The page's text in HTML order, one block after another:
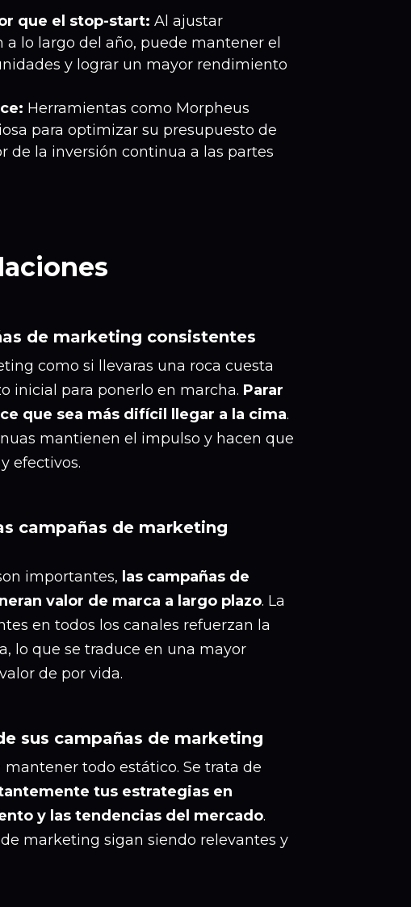
que el stop-start: Al ajustar
lo largo del año, puede mantener el
y lograr un mayor rendimiento
Herramientas como Morpheus
para optimizar su presupuesto de
de la inversión continua a las partes
de marketing consistentes
como si llevaras una roca cuesta
inicial para ponerlo en marcha. Parar
que sea más difícil llegar a la cima.
mantienen el impulso y hacen que
efectivos.
campañas de marketing
importantes, las campañas de
valor de marca a largo plazo. La
en todos los canales refuerzan la
lo que se traduce en una mayor
de por vida.
sus campañas de marketing
todo estático. Se trata de
tus estrategias en
y las tendencias del mercado.
marketing sigan siendo relevantes y